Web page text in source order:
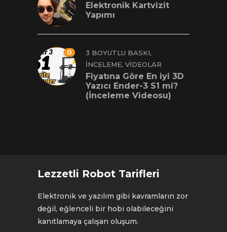
Elektronik Kartvizit
Yapımı
0 3 BOYUTLU BASKI,
İNCELEME, VIDEOLAR
Fiyatına Göre En iyi 3D
Yazıcı Ender-3 S1 mi?
(İnceleme Videosu)
Lezzetli Robot Tarifleri
Elektronik ve yazılım gibi kavramların zor
değil, eğlenceli bir hobi olabileceğini
kanıtlamaya çalışan oluşum.